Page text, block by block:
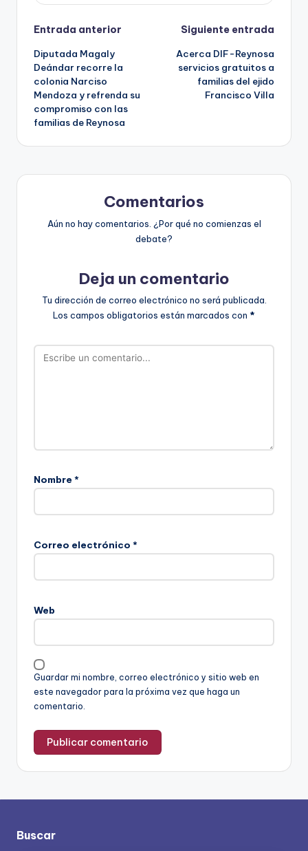
Navegación
de
entradas
Entrada anterior
Diputada Magaly
Deándar recorre la
colonia Narciso
Mendoza y refrenda su
compromiso con las
familias de Reynosa
Siguiente entrada
Acerca DIF-Reynosa
servicios gratuitos a
familias del ejido
Francisco Villa
Comentarios
Aún no hay comentarios. ¿Por qué no comienzas el
debate?
Deja un comentario
Tu dirección de correo electrónico no será publicada.
Los campos obligatorios están marcados con *
Nombre *
Correo electrónico *
Web
Guardar mi nombre, correo electrónico y sitio web en
este navegador para la próxima vez que haga un
comentario.
Buscar